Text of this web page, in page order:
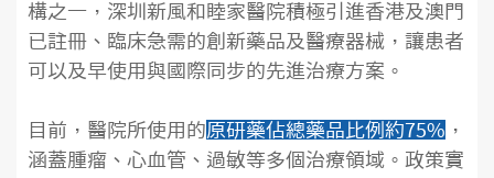
構之一，深圳新風和睦家醫院積極引進香港及澳門
已註冊、臨床急需的創新藥品及醫療器械，讓患者
可以及早使用與國際同步的先進治療方案。
目前，醫院所使用的原研藥佔總藥品比例約75% ，
涵蓋腫瘤、心血管、過敏等多個治療領域。政策實